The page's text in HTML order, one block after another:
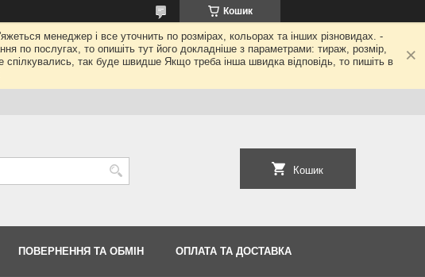
Кошик
менеджер і все уточнить по розмірах, кольорах та інших різновидах. -
по послугах, то опишіть тут його докладніше з параметрами: тираж, розмір,
так буде швидше Якщо треба інша швидка відповідь, то пишіть в
Кошик
ПОВЕРНЕННЯ ТА ОБМІН ОПЛАТА ТА ДОСТАВКА